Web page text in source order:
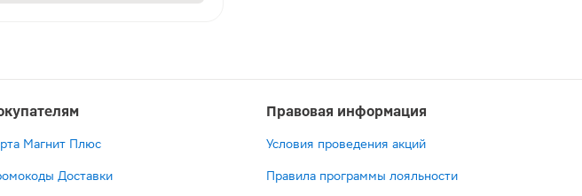
Магнит Плюс
Доставки
Правовая информация
Условия проведения акций
Правила программы лояльности